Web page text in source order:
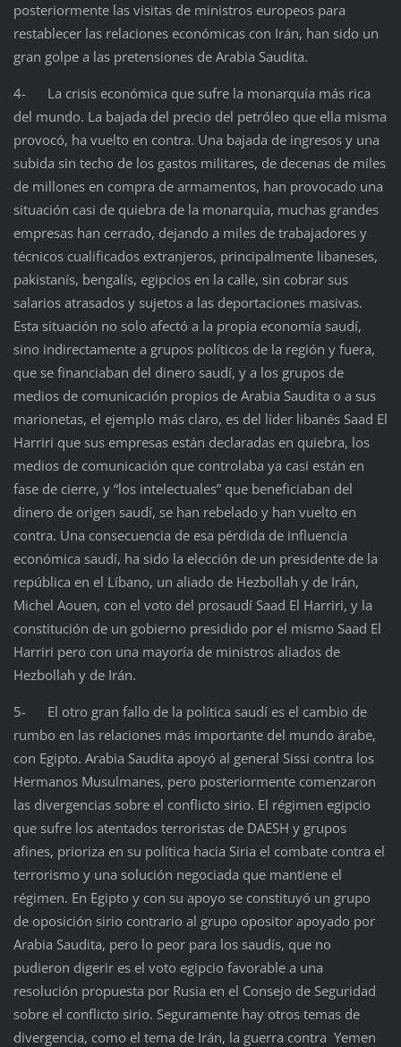
posteriormente las visitas de ministros europeos para
restablecer las relaciones económicas con Irán, han sido un
gran golpe a las pretensiones de Arabia Saudita.
4- La crisis económica que sufre la monarquía más rica
del mundo. La bajada del precio del petróleo que ella misma
provocó, ha vuelto en contra. Una bajada de ingresos y una
subida sin techo de los gastos militares, de decenas de miles
de millones en compra de armamentos, han provocado una
situación casi de quiebra de la monarquía, muchas grandes
empresas han cerrado, dejando a miles de trabajadores y
técnicos cualificados extranjeros, principalmente libaneses,
pakistanís, bengalís, egipcios en la calle, sin cobrar sus
salarios atrasados y sujetos a las deportaciones masivas.
Esta situación no solo afectó a la propia economía saudí,
sino indirectamente a grupos políticos de la región y fuera,
que se financiaban del dinero saudí, y a los grupos de
medios de comunicación propios de Arabia Saudita o a sus
marionetas, el ejemplo más claro, es del líder libanés Saad El
Harriri que sus empresas están declaradas en quiebra, los
medios de comunicación que controlaba ya casi están en
fase de cierre, y “los intelectuales” que beneficiaban del
dinero de origen saudí, se han rebelado y han vuelto en
contra. Una consecuencia de esa pérdida de influencia
económica saudí, ha sido la elección de un presidente de la
república en el Líbano, un aliado de Hezbollah y de Irán,
Michel Aouen, con el voto del prosaudí Saad El Harriri, y la
constitución de un gobierno presidido por el mismo Saad El
Harriri pero con una mayoría de ministros aliados de
Hezbollah y de Irán.
5- El otro gran fallo de la política saudí es el cambio de
rumbo en las relaciones más importante del mundo árabe,
con Egipto. Arabia Saudita apoyó al general Sissi contra los
Hermanos Musulmanes, pero posteriormente comenzaron
las divergencias sobre el conflicto sirio. El régimen egipcio
que sufre los atentados terroristas de DAESH y grupos
afines, prioriza en su política hacia Siria el combate contra el
terrorismo y una solución negociada que mantiene el
régimen. En Egipto y con su apoyo se constituyó un grupo
de oposición sirio contrario al grupo opositor apoyado por
Arabia Saudita, pero lo peor para los saudís, que no
pudieron digerir es el voto egipcio favorable a una
resolución propuesta por Rusia en el Consejo de Seguridad
sobre el conflicto sirio. Seguramente hay otros temas de
divergencia, como el tema de Irán, la guerra contra Yemen